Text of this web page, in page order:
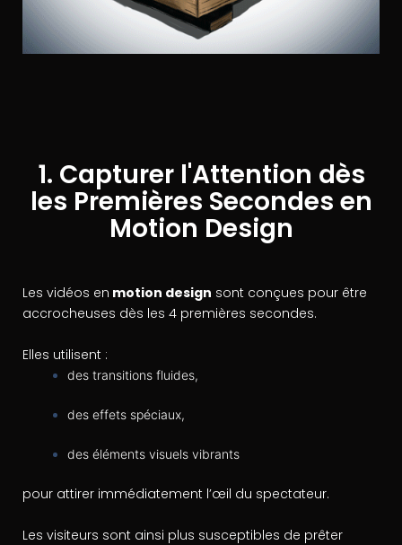
1. Capturer l'Attention dès
les Premières Secondes en
Motion Design
Les vidéos en motion design sont conçues pour être
accrocheuses dès les 4 premières secondes.
Elles utilisent :
des transitions fluides,
des effets spéciaux,
des éléments visuels vibrants
pour attirer immédiatement l’œil du spectateur.
Les visiteurs sont ainsi plus susceptibles de prêter